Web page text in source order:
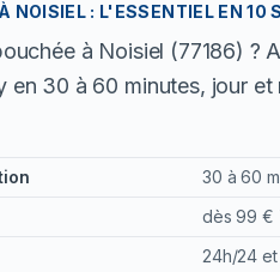
NOISIEL : L'ESSENTIEL EN 10
à Noisiel (77186) ?
en 30 à 60 minutes, jour
30 à 60
dès 99 €
24h/24 et